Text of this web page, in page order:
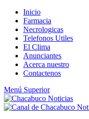
Saltar
contenido
Inicio
Farmacia
Necrologicas
Telefonos Utiles
El Clima
Anunciantes
Acerca nuestro
Contactenos
Menú Superior